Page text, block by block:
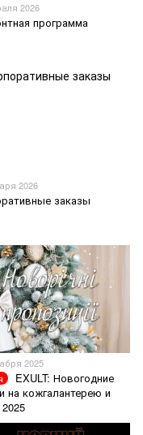
2026
программа
2026
заказы
2025
EXULT: Новогодние
на кожгалантерею и